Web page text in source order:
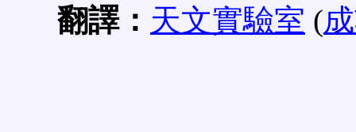
翻譯： 天文實驗室 (